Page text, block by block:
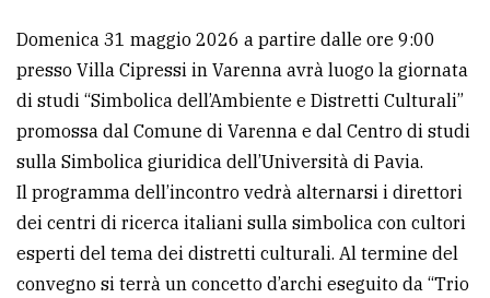
CERCA
Cerca
per
comune
Ricerca
avanzata
LE
Domenica 31 maggio 2026 a partire dalle ore 9:00
presso Villa Cipressi in Varenna avrà luogo la giornata
di studi “Simbolica dell’Ambiente e Distretti Culturali”
promossa dal Comune di Varenna e dal Centro di studi
sulla Simbolica giuridica dell’Università di Pavia.
Il programma dell’incontro vedrà alternarsi i direttori
dei centri di ricerca italiani sulla simbolica con cultori
esperti del tema dei distretti culturali. Al termine del
convegno si terrà un concetto d’archi eseguito da “Trio